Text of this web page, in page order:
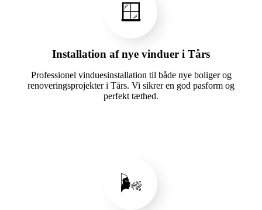
🪟
Installation af nye vinduer i Tårs
Professionel vinduesinstallation til både nye boliger og
renoveringsprojekter i Tårs. Vi sikrer en god pasform og
perfekt tæthed.
🌬️